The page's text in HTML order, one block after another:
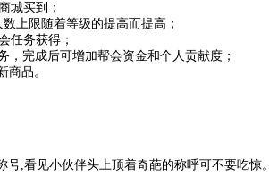
城买到；
上限随着等级的提高而提高；
务获得；
完成后可增加帮会资金和个人贡献度；
品。
,看见小伙伴头上顶着奇葩的称呼可不要吃惊。